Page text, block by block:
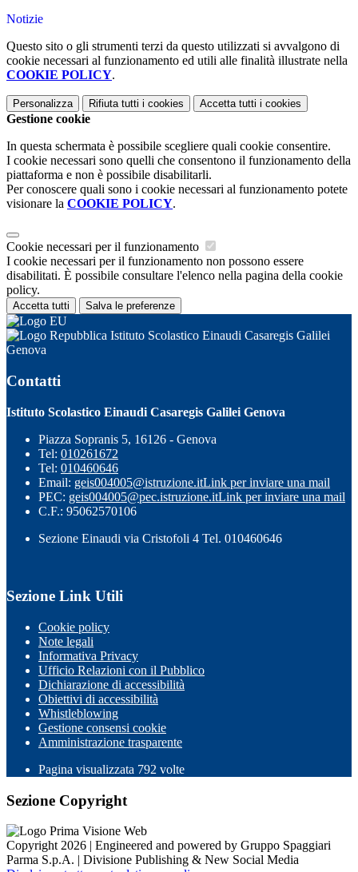
Notizie
Questo sito o gli strumenti terzi da questo utilizzati si avvalgono di
cookie necessari al funzionamento ed utili alle finalità illustrate nella
COOKIE POLICY.
Personalizza Rifiuta tutti i cookies Accetta tutti i cookies
Gestione cookie
In questa schermata è possibile scegliere quali cookie consentire.
I cookie necessari sono quelli che consentono il funzionamento della
piattaforma e non è possibile disabilitarli.
Per conoscere quali sono i cookie necessari al funzionamento potete
visionare la COOKIE POLICY.
Cookie necessari per il funzionamento
I cookie necessari per il funzionamento non possono essere
disabilitati. È possibile consultare l'elenco nella pagina della cookie
policy.
Accetta tutti Salva le preferenze
Istituto Scolastico Einaudi Casaregis Galilei
Genova
Contatti
Istituto Scolastico Einaudi Casaregis Galilei Genova
Piazza Sopranis 5, 16126 - Genova
Tel: 010261672
Tel: 010460646
Email: geis004005@istruzione.itLink per inviare una mail
PEC: geis004005@pec.istruzione.itLink per inviare una mail
C.F.: 95062570106
Sezione Einaudi via Cristofoli 4 Tel. 010460646
Sezione Link Utili
Cookie policy
Note legali
Informativa Privacy
Ufficio Relazioni con il Pubblico
Dichiarazione di accessibilità
Obiettivi di accessibilità
Whistleblowing
Gestione consensi cookie
Amministrazione trasparente
Pagina visualizzata 792 volte
Sezione Copyright
Copyright 2026 | Engineered and powered by Gruppo Spaggiari
Parma S.p.A. | Divisione Publishing & New Social Media